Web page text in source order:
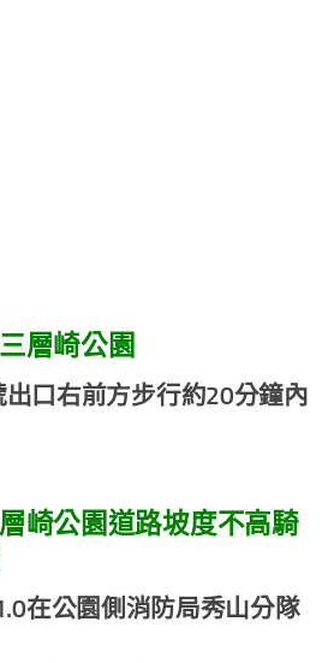
層崎公園
口右前方步行約20分鐘內
崎公園道路坡度不高騎
在公園側消防局秀山分隊